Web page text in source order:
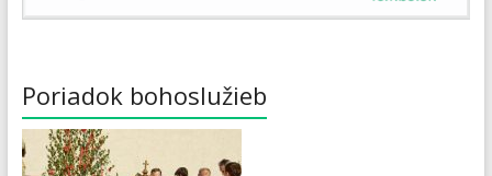
Poriadok bohoslužieb